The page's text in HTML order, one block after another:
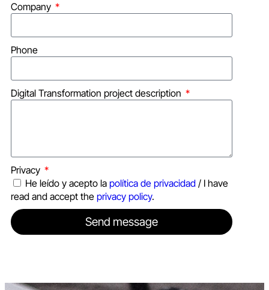
Company
Phone
Digital Transformation project description
Privacy
He leído y acepto la política de privacidad / I have
read and accept the privacy policy.
Send message